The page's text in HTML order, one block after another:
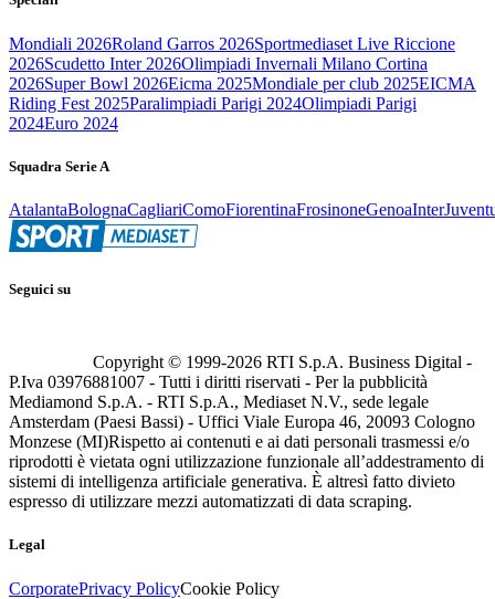
Mondiali 2026Roland Garros 2026Sportmediaset Live Riccione
2026Scudetto Inter 2026Olimpiadi Invernali Milano Cortina
2026Super Bowl 2026Eicma 2025Mondiale per club 2025EICMA
Riding Fest 2025Paralimpiadi Parigi 2024Olimpiadi Parigi
2024Euro 2024
Squadra Serie A
AtalantaBolognaCagliariComoFiorentinaFrosinoneGenoaInter
Seguici su
Copyright © 1999-2026 RTI S.p.A. Business Digital -
P.Iva 03976881007 - Tutti i diritti riservati - Per la pubblicità
Mediamond S.p.A. - RTI S.p.A., Mediaset N.V., sede legale
Amsterdam (Paesi Bassi) - Uffici Viale Europa 46, 20093 Cologno
Monzese (MI)Rispetto ai contenuti e ai dati personali trasmessi e/o
riprodotti è vietata ogni utilizzazione funzionale all’addestramento di
sistemi di intelligenza artificiale generativa. È altresì fatto divieto
espresso di utilizzare mezzi automatizzati di data scraping.
Legal
CorporatePrivacy PolicyCookie Policy